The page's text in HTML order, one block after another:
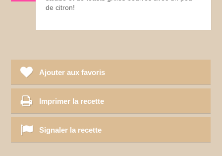
de citron!
Ajouter aux favoris
Imprimer la recette
Signaler la recette